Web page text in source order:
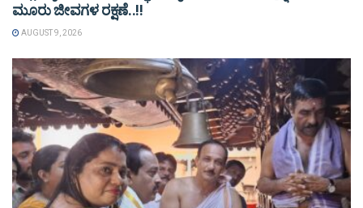
ಮೂರು ಜೀವಗಳ ರಕ್ಷಣೆ..!!
AUGUST 9, 2026